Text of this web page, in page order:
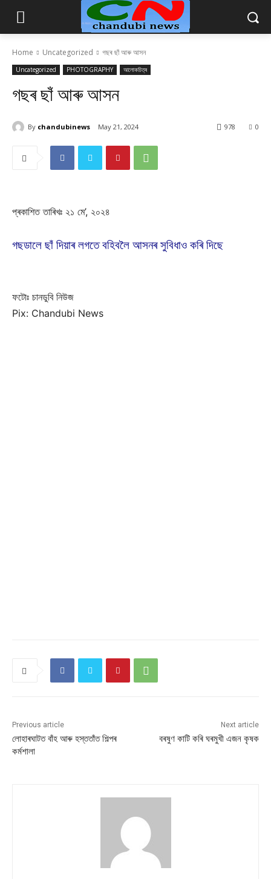
Home Uncategorized গছৰ ছাঁ আৰু আসন
Uncategorized PHOTOGRAPHY আলোকচিত্ৰ
গছৰ ছাঁ আৰু আসন
By chandubinews May 21, 2024 0
978
প্ৰকাশিত তাৰিখঃ ২১ মে’, ২০২৪
গছডালে ছাঁ দিয়াৰ লগতে বহিবলৈ আসনৰ সুবিধাও কৰি দিছে
ফটোঃ চানডুবি নিউজ
Pix: Chandubi News
Previous article
লোহাৰঘাটত বাঁহ আৰু হস্ততাঁত শিল্পৰ
কৰ্মশালা
Next article
বৰষুণ কাটি কৰি ঘৰমুখী এজন কৃষক